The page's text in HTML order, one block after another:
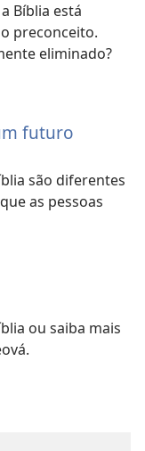
Bíblia está
preconceito.
eliminado?
futuro
são diferentes
as pessoas
ou saiba mais